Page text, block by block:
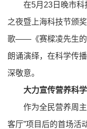
在5月23日晚市科
之夜暨上海科技节颁
歌——《赛樑凌先生的
朗诵演绎，在科学传
深敬意。
大力宣传营养科
作为全民营养周主
客厅”项目后的首场活